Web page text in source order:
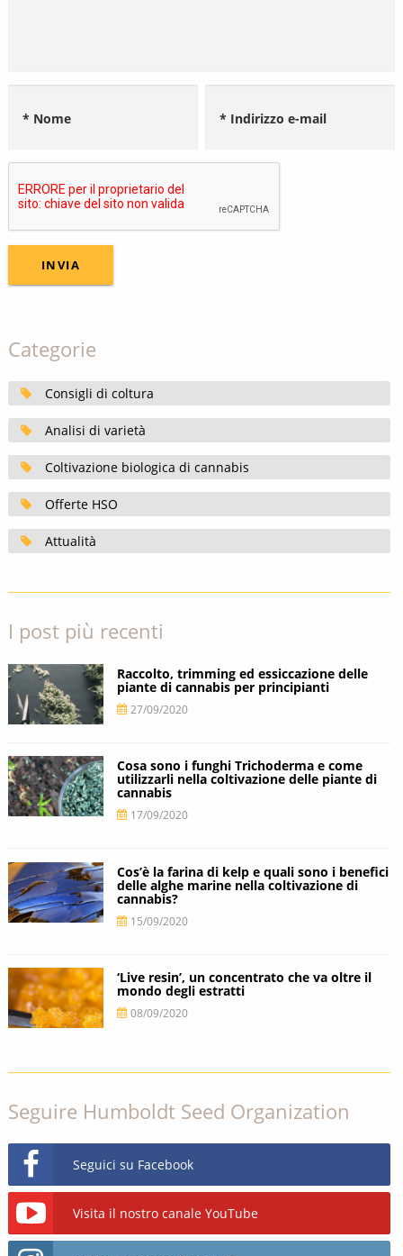
* Nome * Indirizzo e-mail
Categorie
Consigli di coltura
Analisi di varietà
Coltivazione biologica di cannabis
Offerte HSO
Attualità
I post più recenti
Raccolto, trimming ed essiccazione delle
piante di cannabis per principianti
27/09/2020
Cosa sono i funghi Trichoderma e come
utilizzarli nella coltivazione delle piante di
cannabis
17/09/2020
Cos’è la farina di kelp e quali sono i benefici
delle alghe marine nella coltivazione di
cannabis?
15/09/2020
‘Live resin’, un concentrato che va oltre il
mondo degli estratti
08/09/2020
Seguire Humboldt Seed Organization
Seguici su Facebook
Visita il nostro canale YouTube